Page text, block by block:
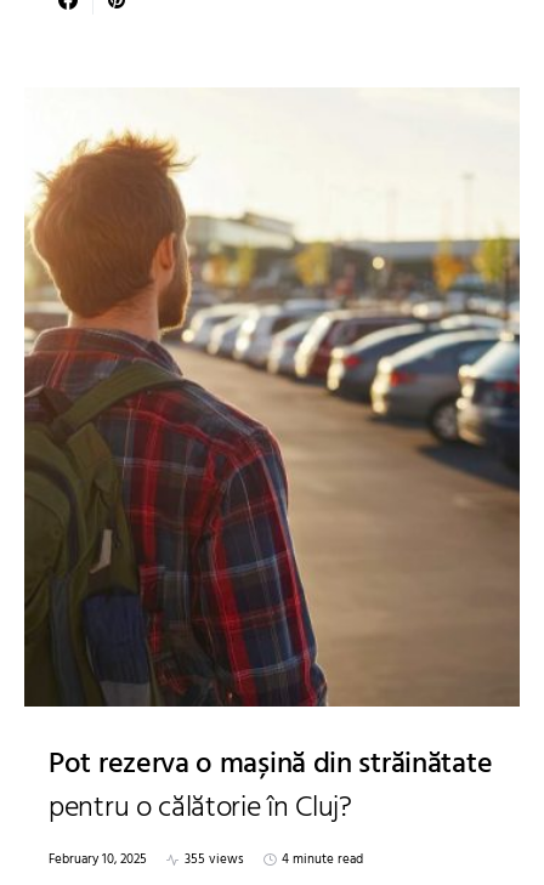
Pot rezerva o mașină din străinătate
pentru o călătorie în Cluj?
February 10, 2025 355 views
4 minute read